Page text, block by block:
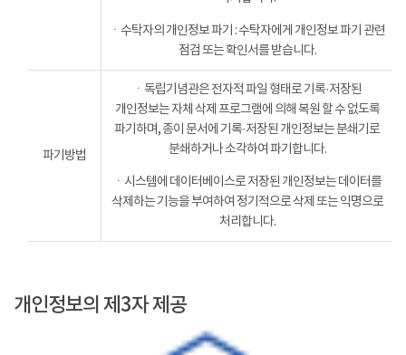
ㆍ수탁자의 개인정보 파기 : 수탁자에게 개인정보 파기 관련
점검 또는 확인서를 받습니다.
파기방법
ㆍ독립기념관은 전자적 파일 형태로 기록·저장된
개인정보는 자체 삭제 프로그램에 의해 복원 할 수 없도록
파기하며, 종이 문서에 기록·저장된 개인정보는 분쇄기로
분쇄하거나 소각하여 파기합니다.
ㆍ시스템에 데이터베이스로 저장된 개인정보는 데이터를
삭제하는 기능을 부여하여 정기적으로 삭제 또는 익명으로
처리합니다.
개인정보의 제3자 제공